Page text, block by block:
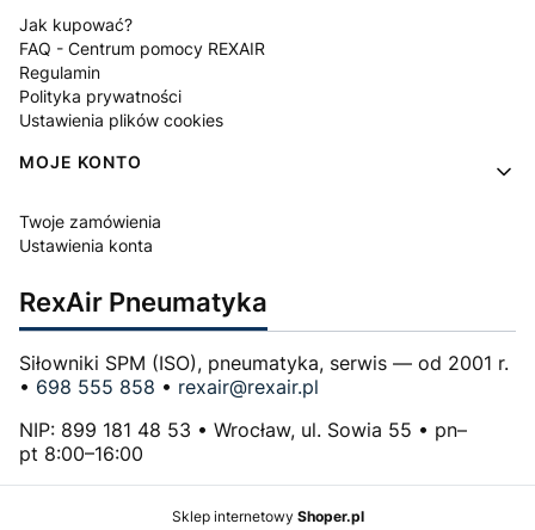
Jak kupować?
FAQ - Centrum pomocy REXAIR
Regulamin
Polityka prywatności
Ustawienia plików cookies
MOJE KONTO
Twoje zamówienia
Ustawienia konta
RexAir Pneumatyka
Siłowniki SPM (ISO), pneumatyka, serwis — od 2001 r.
• 698 555 858 • rexair@rexair.pl
NIP: 899 181 48 53 • Wrocław, ul. Sowia 55 • pn–
pt 8:00–16:00
Sklep internetowy Shoper.pl